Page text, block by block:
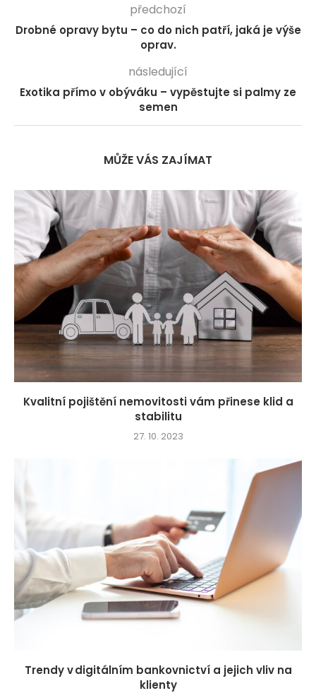
předchozí
Drobné opravy bytu – co do nich patří, jaká je výše
oprav.
následující
Exotika přímo v obýváku – vypěstujte si palmy ze
semen
MŮŽE VÁS ZAJÍMAT
Kvalitní pojištění nemovitosti vám přinese klid a
stabilitu
27. 10. 2023
Trendy v digitálním bankovnictví a jejich vliv na
klienty